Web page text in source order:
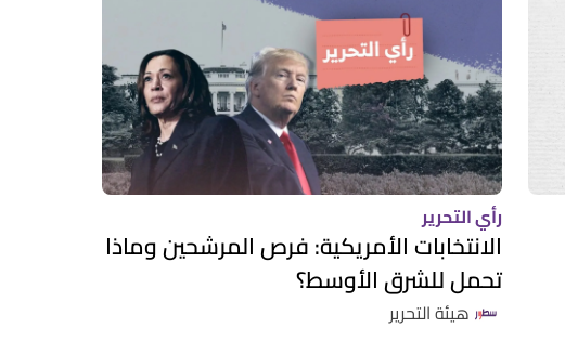
رأي التحرير
الانتخابات الأمريكية: فرص المرشحين وماذا
تحمل للشرق الأوسط؟
هيئة التحرير